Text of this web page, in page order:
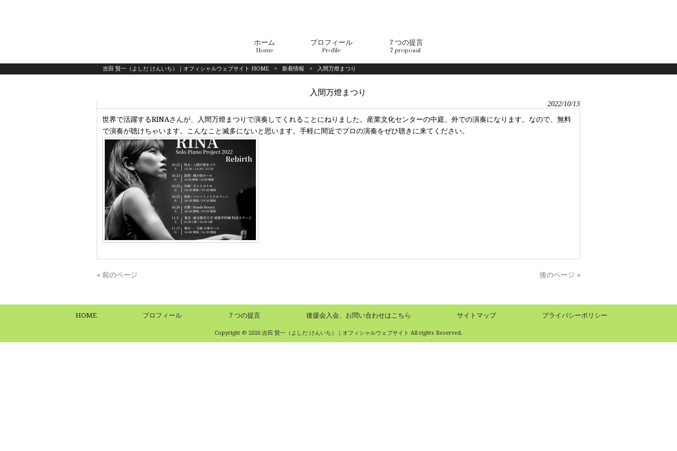
ホーム
Home
プロフィール
Profile
７つの提言
7 proposal
吉田 賢一（よしだ けんいち）｜オフィシャルウェブサイト HOME > 新着情報 > 入間万燈まつり
入間万燈まつり
2022/10/13
世界で活躍するRINAさんが、入間万燈まつりで演奏してくれることにねりました。産業文化センターの中庭、外での演奏になります。なので、無料
で演奏が聴けちゃいます。こんなこと滅多にないと思います。手軽に間近でプロの演奏をぜひ聴きに来てください。
« 前のページ 後のページ »
HOME プロフィール ７つの提言 後援会入会、お問い合わせはこちら サイトマップ プライバシーポリシー
Copyright © 2026 吉田 賢一（よしだ けんいち）｜オフィシャルウェブサイト All rights Reserved.